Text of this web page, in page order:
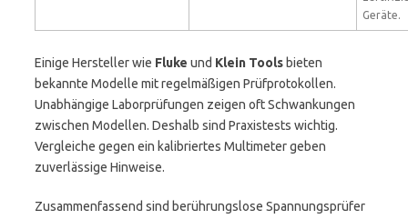
Geräte.
Einige Hersteller wie Fluke und Klein Tools bieten
bekannte Modelle mit regelmäßigen Prüfprotokollen.
Unabhängige Laborprüfungen zeigen oft Schwankungen
zwischen Modellen. Deshalb sind Praxistests wichtig.
Vergleiche gegen ein kalibriertes Multimeter geben
zuverlässige Hinweise.
Zusammenfassend sind berührungslose Spannungsprüfer